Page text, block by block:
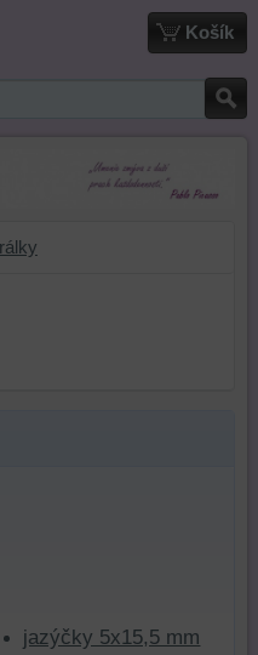
Košík
jazýčky 5x15,5 mm